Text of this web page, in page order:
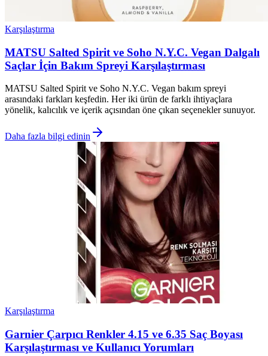
Karşılaştırma
MATSU Salted Spirit ve Soho N.Y.C. Vegan Dalgalı
Saçlar İçin Bakım Spreyi Karşılaştırması
MATSU Salted Spirit ve Soho N.Y.C. Vegan bakım spreyi
arasındaki farkları keşfedin. Her iki ürün de farklı ihtiyaçlara
yönelik, kalıcılık ve içerik açısından öne çıkan seçenekler sunuyor.
Daha fazla bilgi edinin
Karşılaştırma
Garnier Çarpıcı Renkler 4.15 ve 6.35 Saç Boyası
Karşılaştırması ve Kullanıcı Yorumları